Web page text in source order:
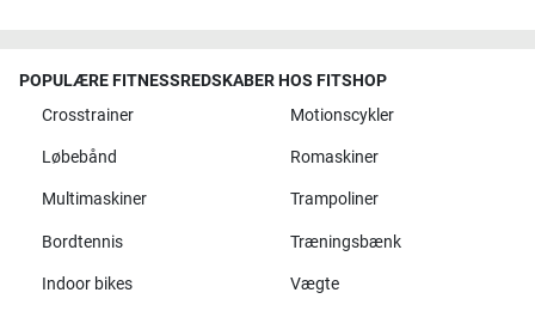
POPULÆRE FITNESSREDSKABER HOS FITSHOP
Crosstrainer
Motionscykler
Løbebånd Romaskiner
Multimaskiner Trampoliner
Bordtennis Træningsbænk
Indoor bikes Vægte